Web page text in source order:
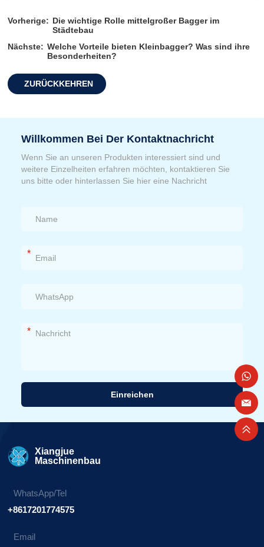
Vorherige: Die wichtige Rolle mittelgroßer Bagger im
Städtebau
Nächste: Welche Vorteile bieten Kleinbagger? Was sind ihre
Besonderheiten?
ZURÜCKKEHREN
Willkommen Bei Der Kontaktnachricht
Wenn Sie an unseren Produkten interessiert sind und
weitere Einzelheiten erfahren möchten, kontaktieren Sie
uns bitte oder hinterlassen Sie hier eine Nachricht
*
*
Einreichen
Xiangjue
Maschinenbau
WhatsApp/Tel
+8617201774575
Email